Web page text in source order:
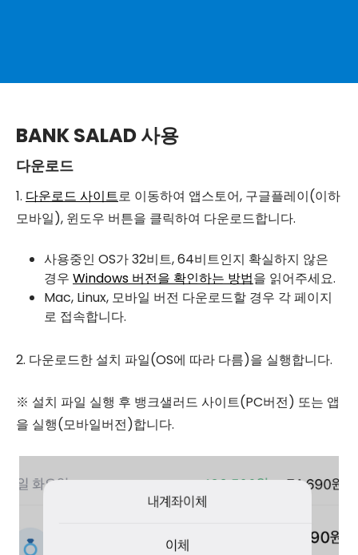
BANK SALAD 사용
다운로드
1. 다운로드 사이트로 이동하여 앱스토어, 구글플레이(이하
모바일), 윈도우 버튼을 클릭하여 다운로드합니다.
사용중인 OS가 32비트, 64비트인지 확실하지 않은
경우 Windows 버전을 확인하는 방법을 읽어주세요.
Mac, Linux, 모바일 버전 다운로드할 경우 각 페이지
로 접속합니다.
2. 다운로드한 설치 파일(OS에 따라 다름)을 실행합니다.
※ 설치 파일 실행 후 뱅크샐러드 사이트(PC버전) 또는 앱
을 실행(모바일버전)합니다.